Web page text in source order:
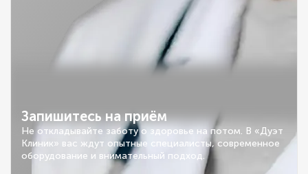
Запишитесь на приём
Не откладывайте заботу о здоровье на потом. В «Дуэт
Клиник» вас ждут опытные специалисты, современное
оборудование и внимательный подход.